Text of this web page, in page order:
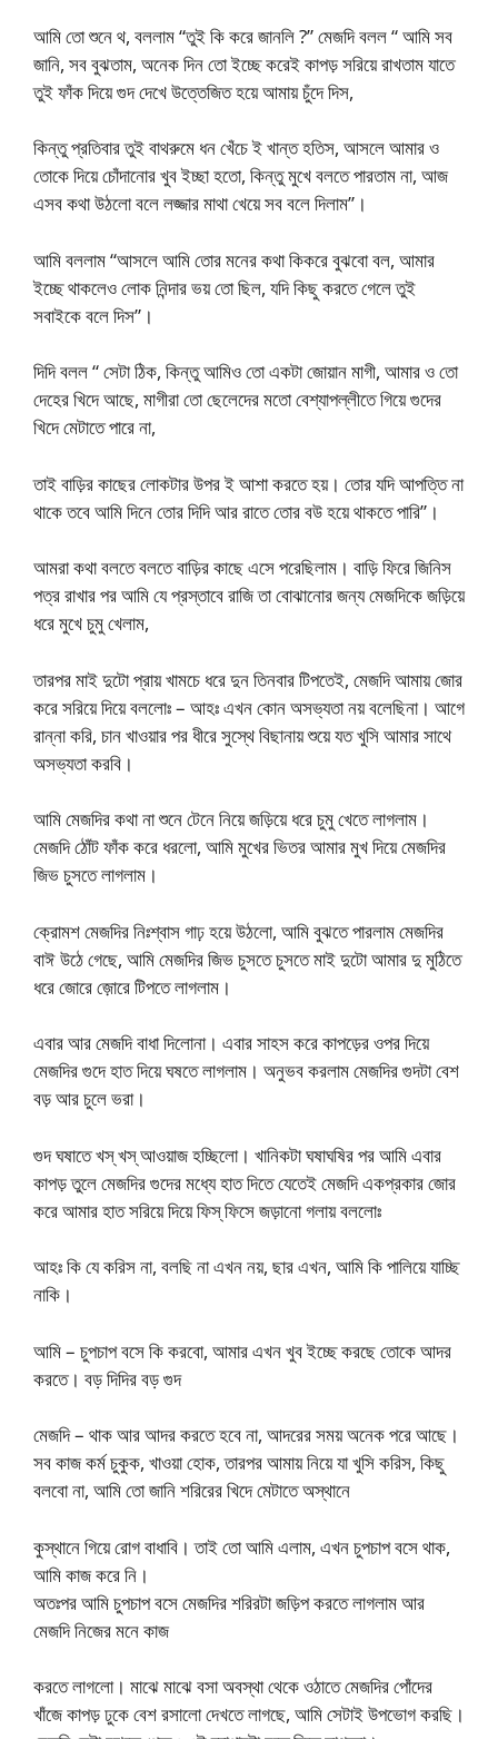
আমি তো শুনে থ, বললাম “তুই কি করে জানলি ?” মেজদি বলল “ আমি সব
জানি, সব বুঝতাম, অনেক দিন তো ইচ্ছে করেই কাপড় সরিয়ে রাখতাম যাতে
তুই ফাঁক দিয়ে গুদ দেখে উত্তেজিত হয়ে আমায় চুঁদে দিস,
কিন্তু প্রতিবার তুই বাথরুমে ধন খেঁচে ই খান্ত হতিস, আসলে আমার ও
তোকে দিয়ে চোঁদানোর খুব ইচ্ছা হতো, কিন্তু মুখে বলতে পারতাম না, আজ
এসব কথা উঠলো বলে লজ্জার মাথা খেয়ে সব বলে দিলাম”।
আমি বললাম “আসলে আমি তোর মনের কথা কিকরে বুঝবো বল, আমার
ইচ্ছে থাকলেও লোক নিন্দার ভয় তো ছিল, যদি কিছু করতে গেলে তুই
সবাইকে বলে দিস”।
দিদি বলল “ সেটা ঠিক, কিন্তু আমিও তো একটা জোয়ান মাগী, আমার ও তো
দেহের খিদে আছে, মাগীরা তো ছেলেদের মতো বেশ্যাপল্লীতে গিয়ে গুদের
খিদে মেটাতে পারে না,
তাই বাড়ির কাছের লোকটার উপর ই আশা করতে হয়। তোর যদি আপত্তি না
থাকে তবে আমি দিনে তোর দিদি আর রাতে তোর বউ হয়ে থাকতে পারি”।
আমরা কথা বলতে বলতে বাড়ির কাছে এসে পরেছিলাম। বাড়ি ফিরে জিনিস
পত্র রাখার পর আমি যে প্রস্তাবে রাজি তা বোঝানোর জন্য মেজদিকে জড়িয়ে
ধরে মুখে চুমু খেলাম,
তারপর মাই দুটো প্রায় খামচে ধরে দুন তিনবার টিপতেই, মেজদি আমায় জোর
করে সরিয়ে দিয়ে বললোঃ – আহঃ এখন কোন অসভ্যতা নয় বলেছিনা। আগে
রান্না করি, চান খাওয়ার পর ধীরে সুস্থে বিছানায় শুয়ে যত খুসি আমার সাথে
অসভ্যতা করবি।
আমি মেজদির কথা না শুনে টেনে নিয়ে জড়িয়ে ধরে চুমু খেতে লাগলাম।
মেজদি ঠোঁট ফাঁক করে ধরলো, আমি মুখের ভিতর আমার মুখ দিয়ে মেজদির
জিভ চুসতে লাগলাম।
ক্রোমশ মেজদির নিঃশ্বাস গাঢ় হয়ে উঠলো, আমি বুঝতে পারলাম মেজদির
বাঈ উঠে গেছে, আমি মেজদির জিভ চুসতে চুসতে মাই দুটো আমার দু মুঠিতে
ধরে জোরে জ়োরে টিপতে লাগলাম।
এবার আর মেজদি বাধা দিলোনা। এবার সাহস করে কাপড়ের ওপর দিয়ে
মেজদির গুদে হাত দিয়ে ঘষতে লাগলাম। অনুভব করলাম মেজদির গুদটা বেশ
বড় আর চুলে ভরা।
গুদ ঘষাতে খস্ খস্ আওয়াজ হচ্ছিলো। খানিকটা ঘষাঘষির পর আমি এবার
কাপড় তুলে মেজদির গুদের মধ্যে হাত দিতে যেতেই মেজদি একপ্রকার জোর
করে আমার হাত সরিয়ে দিয়ে ফিস্ ফিসে জড়ানো গলায় বললোঃ
আহঃ কি যে করিস না, বলছি না এখন নয়, ছার এখন, আমি কি পালিয়ে যাচ্ছি
নাকি।
আমি – চুপচাপ বসে কি করবো, আমার এখন খুব ইচ্ছে করছে তোকে আদর
করতে। বড় দিদির বড় গুদ
মেজদি – থাক আর আদর করতে হবে না, আদরের সময় অনেক পরে আছে।
সব কাজ কর্ম চুকুক, খাওয়া হোক, তারপর আমায় নিয়ে যা খুসি করিস, কিছু
বলবো না, আমি তো জানি শরিরের খিদে মেটাতে অস্থানে
কুস্থানে গিয়ে রোগ বাধাবি। তাই তো আমি এলাম, এখন চুপচাপ বসে থাক,
আমি কাজ করে নি।
অতঃপর আমি চুপচাপ বসে মেজদির শরিরটা জড়িপ করতে লাগলাম আর
মেজদি নিজের মনে কাজ
করতে লাগলো। মাঝে মাঝে বসা অবস্থা থেকে ওঠাতে মেজদির পোঁদের
খাঁজে কাপড় ঢুকে বেশ রসালো দেখতে লাগছে, আমি সেটাই উপভোগ করছি।